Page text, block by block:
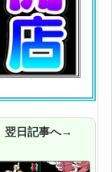
翌日記事へ→